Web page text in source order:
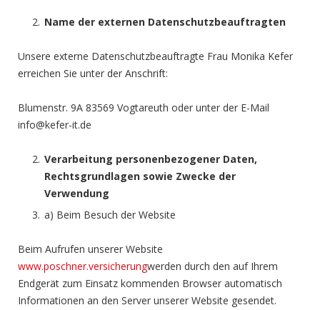
Name der externen Datenschutzbeauftragten
Unsere externe Datenschutzbeauftragte Frau Monika Kefer
erreichen Sie unter der Anschrift:
Blumenstr. 9A 83569 Vogtareuth oder unter der E-Mail
info@kefer-it.de
Verarbeitung personenbezogener Daten,
Rechtsgrundlagen sowie Zwecke der
Verwendung
a) Beim Besuch der Website
Beim Aufrufen unserer Website
www.poschner.versicherungwerden durch den auf Ihrem
Endgerät zum Einsatz kommenden Browser automatisch
Informationen an den Server unserer Website gesendet.